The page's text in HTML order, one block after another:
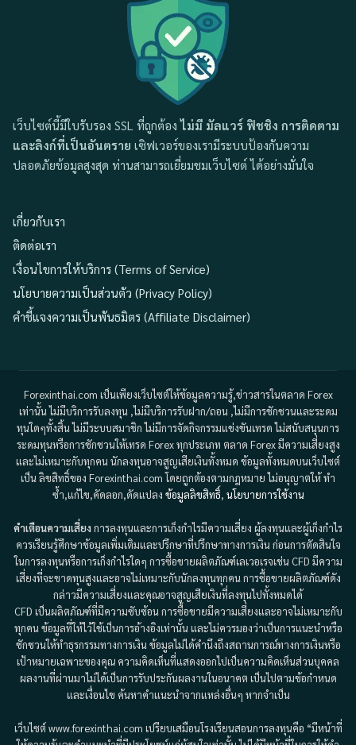
เว็บไซต์นี้มีใบรับรอง SSL ที่ถูกต้องไม่มี มัลแวร์ ฟิชชิง การติดตาม
และลิงก์ที่เป็นอันตราย เซิฟเวอร์ของเรามีระบบป้องกันความ
ปลอดภัยข้อมูลสูงสุด ท่านสามารถเยี่ยมชมเว็บไซต์ ได้อย่างมั่นใจ
เกี่ยวกับเรา
ติดต่อเรา
เงื่อนไขการให้บริการ (Terms of Service)
นโยบายความเป็นส่วนตัว (Privacy Policy)
คำชี้แจงความเป็นพันธมิตร (Affiliate Disclaimer)
Forexinthai.com เป็นเพียงเว็บไซต์ให้ข้อมูลความรู้,ข่าวสารในตลาด Forex
เท่านั้น ไม่มีบริการรับลงทุน ,ไม่มีบริการรับฝาก/ถอน ,ไม่มีการชักชวนและระดม
ทุนใดๆทั้งสิ้น ไม่มีระบบสมาชิก ไม่มีการจัดกิจกรรมแข่งขันเทรด ไม่สนับสนุนการ
ระดมทุนหรือการชักชวนให้เทรด Forex ทุกประเภท ตลาด Forex มีความเสี่ยงสูง
และไม่เหมาะกับทุกคน นักลงทุนอาจสูญเสียเงินทั้งหมด ข้อมูลทั้งหมดบนเว็บไซต์
เป็น ลิขสิทธิ์ของ Forexinthai.com โดยถูกต้องตามกฎหมาย ไม่อนุญาตให้ ทำ
ซ้ำ,แก้ไข,คัดลอก,ดัดแปลง ข้อมูลลิขสิทธิ์, นโยบายการใช้งาน
คำเตือนความเสี่ยงการลงทุนและการเก็งกำไรมีความเสี่ยง ผู้ลงทุนและผู้เก็งกำไร
ควรเรียนรู้ศึกษาข้อมูลเพิ่มเติมและปรึกษาที่ปรึกษาทางการเงิน ก่อนการตัดสินใจ
ในการลงทุนหรือการเก็งกำไรใดๆ การซื้อขายผลิตภัณฑ์เลเวอเรจเช่น CFD มีความ
เสี่ยงที่จะขาดทุนสูงและอาจไม่เหมาะกับนักลงทุนทุกคน การซื้อขายผลิตภัณฑ์ดัง
กล่าวมีความเสี่ยงและคุณอาจสูญเสียเงินที่ลงทุนไปทั้งหมดได้
CFD เป็นผลิตภัณฑ์ที่มีความซับซ้อน การซื้อขายมีความเสี่ยงและอาจไม่เหมาะกับ
ทุกคน ข้อมูลที่ให้ไว้ใช้เป็นการอ้างอิงเท่านั้น และไม่ควรมองว่าเป็นการแนะนำหรือ
ชักชวนให้ทำธุรกรรมทางการเงิน ข้อมูลไม่ได้คำนึงถึงสถานการณ์ทางการเงินหรือ
เป้าหมายเฉพาะของคุณ ความคิดเห็นที่แสดงออกไปเป็นความคิดเห็นส่วนบุคคล
ผลงานที่ผ่านมาไม่ได้เป็นการรับประกันผลงานในอนาคต เป็นไปตามข้อกำหนด
และเงื่อนไข ค้นหาคำแนะนำจากแหล่งอื่นๆ หากจำเป็น
เว็บไซต์ www.forexinthai.com เปรียบเสมือนโรงเรียนสอนการลงทุนคือ “มีหน้าที่